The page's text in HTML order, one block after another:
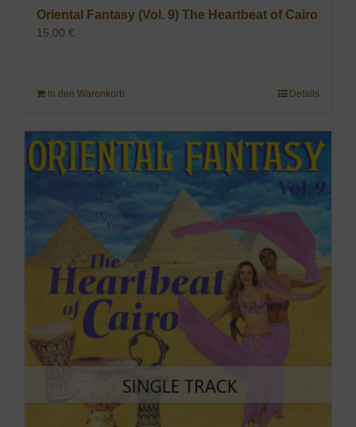
Oriental Fantasy (Vol. 9) The Heartbeat of Cairo
15,00 €
In den Warenkorb Details